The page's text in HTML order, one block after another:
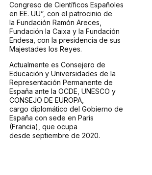
Congreso de Científicos Españoles
en EE. UU”, con el patrocinio de
la Fundación Ramón Areces,
Fundación la Caixa y la Fundación
Endesa, con la presidencia de sus
Majestades los Reyes.
Actualmente es Consejero de
Educación y Universidades de la
Representación Permanente de
España ante la OCDE, UNESCO y
CONSEJO DE EUROPA,
cargo diplomático del Gobierno de
España con sede en Paris
(Francia), que ocupa
desde septiembre de 2020.